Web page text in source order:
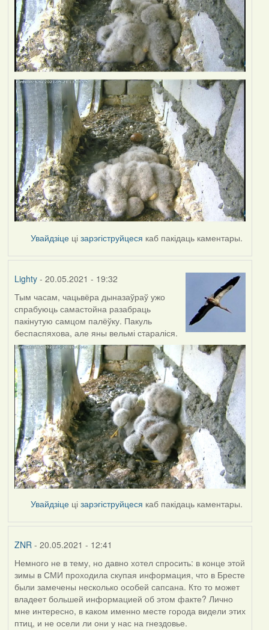
Увайдзіце цізарэгіструйцеся каб пакідаць каментары.
Lighty- 20.05.2021 - 19:32
Тым часам, чацьвёра дыназаўраў ужо
спрабуюць самастойна разабраць
пакінутую самцом палёўку. Пакуль
беспаспяхова, але яны вельмі стараліся.
Увайдзіце цізарэгіструйцеся каб пакідаць каментары.
ZNR- 20.05.2021 - 12:41
Немного не в тему, но давно хотел спросить: в конце этой
зимы в СМИ проходила скупая информация, что в Бресте
были замечены несколько особей сапсана. Кто то может
владеет большей информацией об этом факте? Лично
мне интересно, в каком именно месте города видели этих
птиц, и не осели ли они у нас на гнездовье.